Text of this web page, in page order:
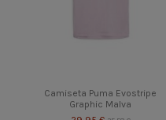
Camiseta Puma Evostripe
Graphic Malva